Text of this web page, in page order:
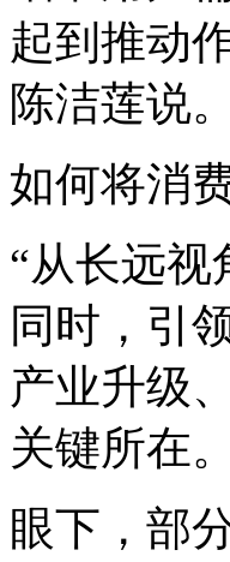
起到推动
陈洁莲说。
如何将消
“从长远
同时，引
产业升级
关键所在
眼下，部